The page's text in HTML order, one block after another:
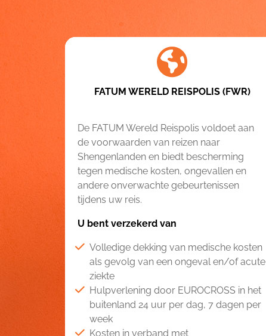
FATUM WERELD REISPOLIS (FWR)
De FATUM Wereld Reispolis voldoet aan
de voorwaarden van reizen naar
Shengenlanden en biedt bescherming
tegen medische kosten, ongevallen en
andere onverwachte gebeurtenissen
tijdens uw reis.
U bent verzekerd van
Volledige dekking van medische kosten
als gevolg van een ongeval en/of acute
ziekte
Hulpverlening door EUROCROSS in het
buitenland 24 uur per dag, 7 dagen per
week
Kosten in verband met